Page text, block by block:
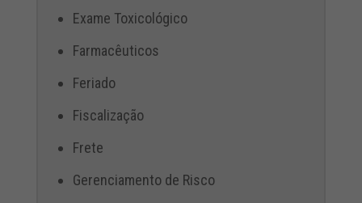
Exame Toxicológico
Farmacêuticos
Feriado
Fiscalização
Frete
Gerenciamento de Risco